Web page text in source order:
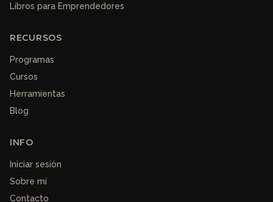
Libros para Emprendedores
RECURSOS
Programas
Cursos
Herramientas
Blog
INFO
Iniciar sesión
Sobre mí
Contacto